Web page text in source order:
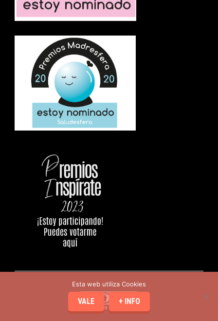
Esta web utiliza Cookies
VALE + INFO